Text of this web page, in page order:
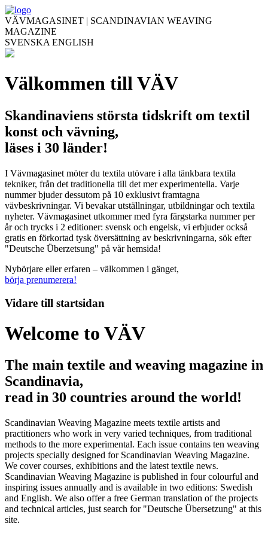
VÄVMAGASINET | SCANDINAVIAN WEAVING
MAGAZINE
SVENSKA ENGLISH
Välkommen till VÄV
Skandinaviens största tidskrift om textil
konst och vävning,
läses i 30 länder!
I Vävmagasinet möter du textila utövare i alla tänkbara textila
tekniker, från det traditionella till det mer experimentella. Varje
nummer bjuder dessutom på 10 exklusivt framtagna
vävbeskrivningar. Vi bevakar utställningar, utbildningar och textila
nyheter. Vävmagasinet utkommer med fyra färgstarka nummer per
år och trycks i 2 editioner: svensk och engelsk, vi erbjuder också
gratis en förkortad tysk översättning av beskrivningarna, sök efter
"Deutsche Überzetsung" på vår hemsida!
Nybörjare eller erfaren – välkommen i gänget,
börja prenumerera!
Vidare till startsidan
Welcome to VÄV
The main textile and weaving magazine in
Scandinavia,
read in 30 countries around the world!
Scandinavian Weaving Magazine meets textile artists and
practitioners who work in very varied techniques, from traditional
methods to the more experimental. Each issue contains ten weaving
projects specially designed for Scandinavian Weaving Magazine.
We cover courses, exhibitions and the latest textile news.
Scandinavian Weaving Magazine is published in four colourful and
inspiring issues annually and is available in two editions: Swedish
and English. We also offer a free German translation of the projects
and technical articles, just search for "Deutsche Übersetzung" at this
site.